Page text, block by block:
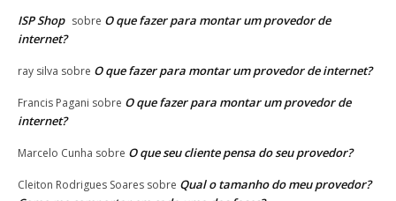
ISP Shop sobre O que fazer para montar um provedor de
internet?
ray silva sobre O que fazer para montar um provedor de internet?
Francis Pagani sobre O que fazer para montar um provedor de
internet?
Marcelo Cunha sobre O que seu cliente pensa do seu provedor?
Cleiton Rodrigues Soares sobre Qual o tamanho do meu provedor?